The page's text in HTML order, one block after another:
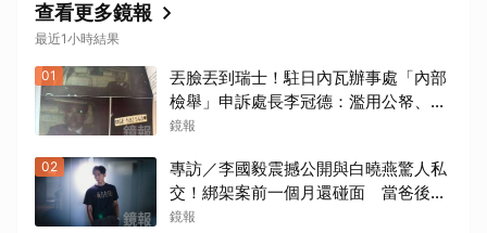
查看更多鏡報
最近1小時結果
01
丟臉丟到瑞士！駐日內瓦辦事處「內部
檢舉」申訴處長李冠德：濫用公帑、職
場霸凌、超速仔拒繳罰單 外交部要查
鏡報
02
專訪／李國毅震撼公開與白曉燕驚人私
交！綁架案前一個月還碰面 當爸後甘
願「一輩子」親自接送小孩
鏡報